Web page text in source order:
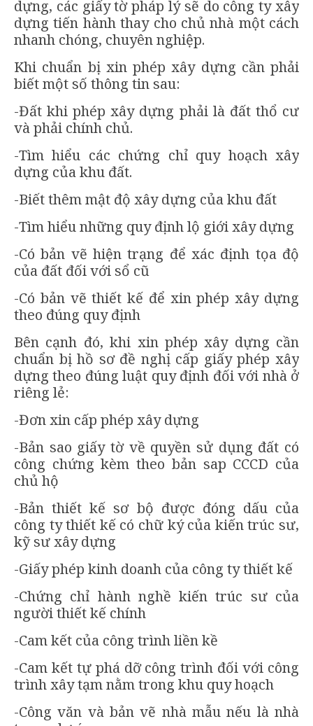
dựng, các giấy tờ pháp lý sẽ do công ty xây
dựng tiến hành thay cho chủ nhà một cách
nhanh chóng, chuyên nghiệp.
Khi chuẩn bị xin phép xây dựng cần phải
biết một số thông tin sau:
-Đất khi phép xây dựng phải là đất thổ cư
và phải chính chủ.
-Tìm hiểu các chứng chỉ quy hoạch xây
dựng của khu đất.
-Biết thêm mật độ xây dựng của khu đất
-Tìm hiểu những quy định lộ giới xây dựng
-Có bản vẽ hiện trạng để xác định tọa độ
của đất đối với sổ cũ
-Có bản vẽ thiết kế để xin phép xây dựng
theo đúng quy định
Bên cạnh đó, khi xin phép xây dựng cần
chuẩn bị hồ sơ đề nghị cấp giấy phép xây
dựng theo đúng luật quy định đối với nhà ở
riêng lẻ:
-Đơn xin cấp phép xây dựng
-Bản sao giấy tờ về quyền sử dụng đất có
công chứng kèm theo bản sap CCCD của
chủ hộ
-Bản thiết kế sơ bộ được đóng dấu của
công ty thiết kế có chữ ký của kiến trúc sư,
kỹ sư xây dựng
-Giấy phép kinh doanh của công ty thiết kế
-Chứng chỉ hành nghề kiến trúc sư của
người thiết kế chính
-Cam kết của công trình liền kề
-Cam kết tự phá dỡ công trình đối với công
trình xây tạm nằm trong khu quy hoạch
-Công văn và bản vẽ nhà mẫu nếu là nhà